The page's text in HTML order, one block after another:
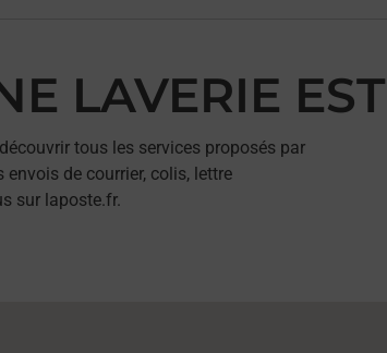
LAVERIE
tous les services proposés par
envois de courrier, colis, lettre
sur laposte.fr.